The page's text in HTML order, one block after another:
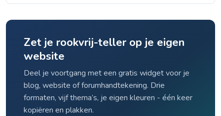
CDC- en ACS-gegevens.
Zet je rookvrij-teller op je eigen
website
Deel je voortgang met een gratis widget voor je
blog, website of forumhandtekening. Drie
formaten, vijf thema’s, je eigen kleuren - één keer
kopiëren en plakken.